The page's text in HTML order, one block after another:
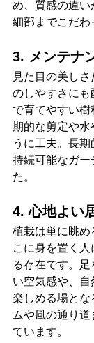
め、質感の違い
細部までこだわ
3. メンテナ
見た目の美し
のしやすさにも
で育てやすい
期的な剪定や水
うに工夫。長期
持続可能なガー
た。
4. 心地よい
植栽は単に眺め
こに身を置く人
る存在です。
い空気感や、
楽しめる場と
ムや風の通り
ています。